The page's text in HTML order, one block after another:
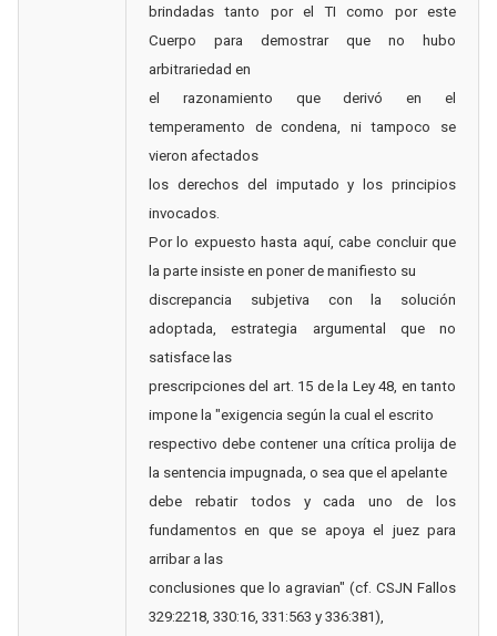
brindadas tanto por el TI como por este
Cuerpo para demostrar que no hubo
arbitrariedad en
el razonamiento que derivó en el
temperamento de condena, ni tampoco se
vieron afectados
los derechos del imputado y los principios
invocados.
Por lo expuesto hasta aquí, cabe concluir que
la parte insiste en poner de manifiesto su
discrepancia subjetiva con la solución
adoptada, estrategia argumental que no
satisface las
prescripciones del art. 15 de la Ley 48, en tanto
impone la "exigencia según la cual el escrito
respectivo debe contener una crítica prolija de
la sentencia impugnada, o sea que el apelante
debe rebatir todos y cada uno de los
fundamentos en que se apoya el juez para
arribar a las
conclusiones que lo agravian" (cf. CSJN Fallos
329:2218, 330:16, 331:563 y 336:381),